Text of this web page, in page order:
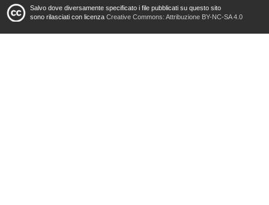
Salvo dove diversamente specificato i file pubblicati su questo sito
sono rilasciati con licenza Creative Commons: Attribuzione BY-NC-SA 4.0